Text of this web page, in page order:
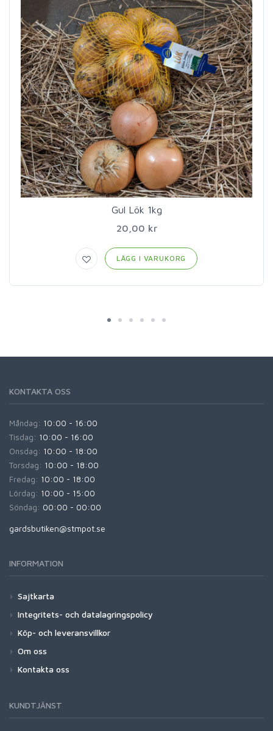
Gul Lök 1kg
20,00 kr
LÄGG I VARUKORG
KONTAKTA OSS
Måndag: 10:00 - 16:00
Tisdag: 10:00 - 16:00
Onsdag: 10:00 - 18:00
Torsdag: 10:00 - 18:00
Fredag: 10:00 - 18:00
Lördag: 10:00 - 15:00
Söndag: 00:00 - 00:00
gardsbutiken@stmpot.se
INFORMATION
Sajtkarta
Integritets- och datalagringspolicy
Köp- och leveransvillkor
Om oss
Kontakta oss
KUNDTJÄNST